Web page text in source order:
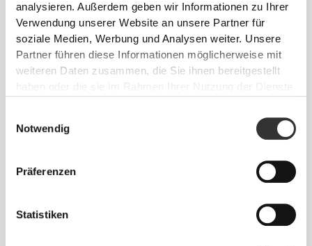
analysieren. Außerdem geben wir Informationen zu Ihrer
Verwendung unserer Website an unsere Partner für
soziale Medien, Werbung und Analysen weiter. Unsere
Partner führen diese Informationen möglicherweise mit
weiteren Daten zusammen, die Sie ihnen bereitgestellt
haben oder die sie im Rahmen Ihrer Nutzung der Dienste
Notwendig
Präferenzen
Statistiken
GENAUPASSEND
Entworfen mit einem ausreichend hohen
intensiveren Übungen an Ort und Stelle zu bleiben,
ohne zu viel einzuengen oder zu bedecken.